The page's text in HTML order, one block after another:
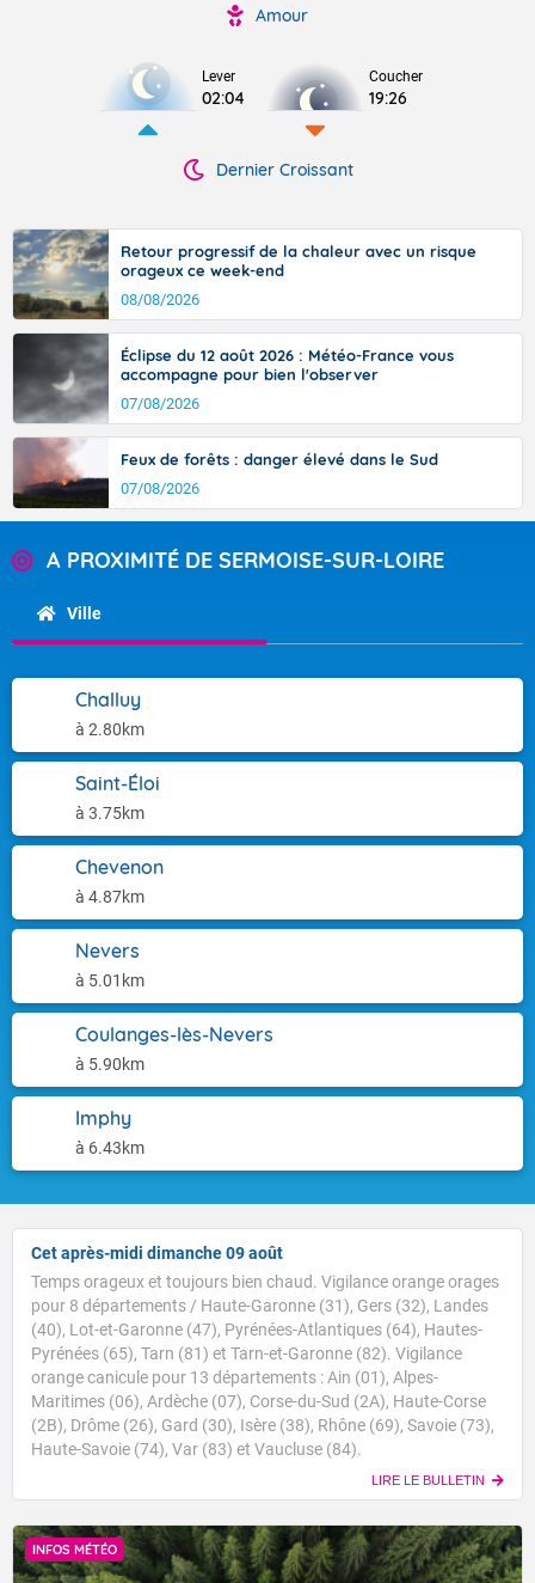
Amour
Lever
02:04
Coucher
19:26
Dernier Croissant
Retour progressif de la chaleur avec un risque
orageux ce week-end
08/08/2026
Éclipse du 12 août 2026 : Météo-France vous
accompagne pour bien l'observer
07/08/2026
Feux de forêts : danger élevé dans le Sud
07/08/2026
A PROXIMITÉ DE SERMOISE-SUR-LOIRE
Ville
Challuy
à 2.80km
Saint-Éloi
à 3.75km
Chevenon
à 4.87km
Nevers
à 5.01km
Coulanges-lès-Nevers
à 5.90km
Imphy
à 6.43km
Cet après-midi dimanche 09 août
Temps orageux et toujours bien chaud. Vigilance orange orages
pour 8 départements / Haute-Garonne (31), Gers (32), Landes
(40), Lot-et-Garonne (47), Pyrénées-Atlantiques (64), Hautes-
Pyrénées (65), Tarn (81) et Tarn-et-Garonne (82). Vigilance
orange canicule pour 13 départements : Ain (01), Alpes-
Maritimes (06), Ardèche (07), Corse-du-Sud (2A), Haute-Corse
(2B), Drôme (26), Gard (30), Isère (38), Rhône (69), Savoie (73),
Haute-Savoie (74), Var (83) et Vaucluse (84).
LIRE LE BULLETIN
INFOS MÉTÉO